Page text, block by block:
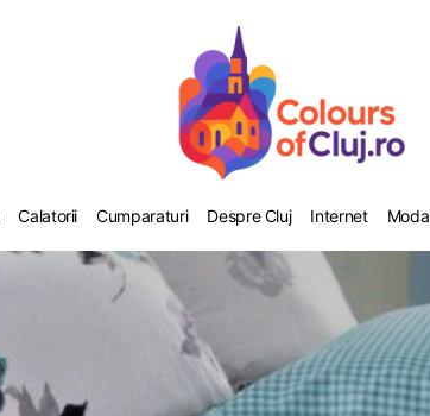
Calatorii Cumparaturi Despre Cluj Internet Moda